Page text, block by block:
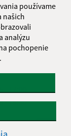
používame
našich
analýzu
pochopenie
- 15:30
- 15:30